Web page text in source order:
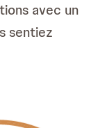
avec un
sentiez